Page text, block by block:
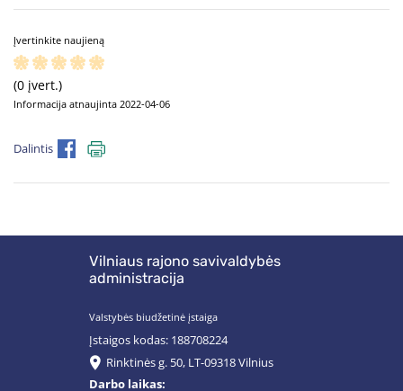
Įvertinkite naujieną
(0 įvert.)
Informacija atnaujinta 2022-04-06
Dalintis
Vilniaus rajono savivaldybės
administracija
Valstybės biudžetinė įstaiga
Įstaigos kodas: 188708224
Rinktinės g. 50, LT-09318 Vilnius
Darbo laikas: